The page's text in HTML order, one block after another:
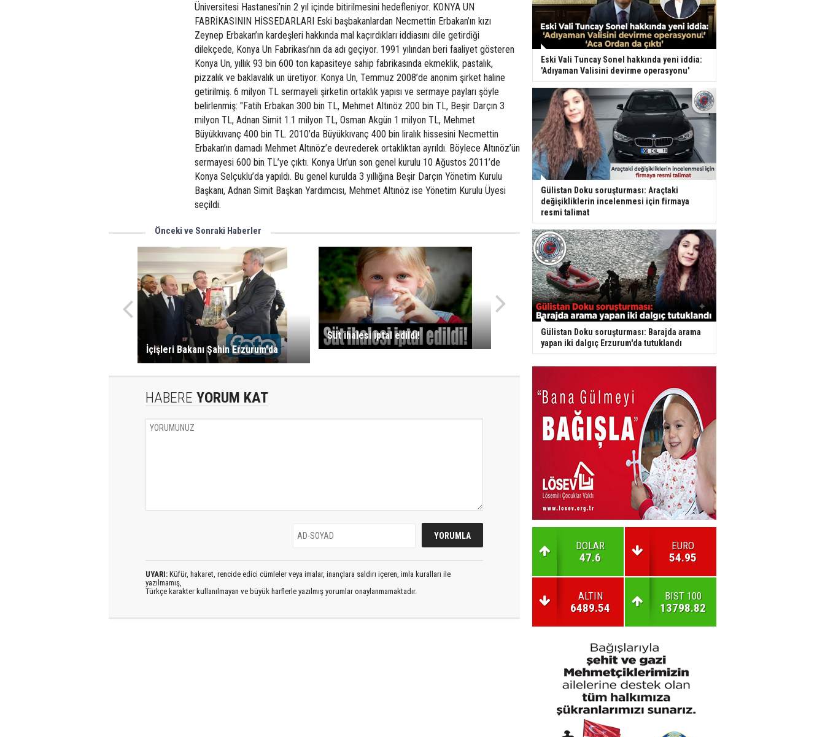
Üniversitesi Hastanesi’nin 2 yıl içinde bitirilmesini hedefleniyor. KONYA UN
FABRİKASININ HİSSEDARLARI Eski başbakanlardan Necmettin Erbakan’ın kızı
Zeynep Erbakan’ın kardeşleri hakkında mal kaçırdıkları iddiasını dile getirdiği
dilekçede, Konya Un Fabrikası’nın da adı geçiyor. 1991 yılından beri faaliyet gösteren
Konya Un, yıllık 93 bin 600 ton kapasiteye sahip fabrikasında ekmeklik, pastalık,
pizzalık ve baklavalık un üretiyor. Konya Un, Temmuz 2008’de anonim şirket haline
getirilmiş. 6 milyon TL sermayeli şirketin ortaklık yapısı ve sermaye payları şöyle
belirlenmiş: "Fatih Erbakan 300 bin TL, Mehmet Altınöz 200 bin TL, Beşir Darçın 3
milyon TL, Adnan Simit 1.1 milyon TL, Osman Akgün 1 milyon TL, Mehmet
Büyükkıvanç 400 bin TL. 2010’da Büyükkıvanç 400 bin liralık hissesini Necmettin
Erbakan’ın damadı Mehmet Altınöz’e devrederek ortaklıktan ayrıldı. Böylece Altınöz’ün
sermayesi 600 bin TL’ye çıktı. Konya Un’un son genel kurulu 10 Ağustos 2011’de
Konya Selçuklu’da yapıldı. Bu genel kurulda 3 yıllığına Beşir Darçın Yönetim Kurulu
Başkanı, Adnan Simit Başkan Yardımcısı, Mehmet Altınöz ise Yönetim Kurulu Üyesi
seçildi.
Önceki ve Sonraki Haberler
İçişleri Bakanı Şahin Erzurum'da
Süt ihalesi iptal edildi!
HABERE YORUM KAT
UYARI: Küfür, hakaret, rencide edici cümleler veya imalar, inançlara saldırı içeren, imla kuralları ile
yazılmamış,
Türkçe karakter kullanılmayan ve büyük harflerle yazılmış yorumlar onaylanmamaktadır.
Eski Vali Tuncay Sonel hakkında yeni iddia:
'Adıyaman Valisini devirme operasyonu'
Gülistan Doku soruşturması: Araçtaki
değişikliklerin incelenmesi için firmaya
resmi talimat
Gülistan Doku soruşturması: Barajda arama
yapan iki dalgıç Erzurum'da tutuklandı
DOLAR
47.6
EURO
54.95
ALTIN
6489.54
BIST 100
13798.82